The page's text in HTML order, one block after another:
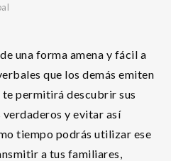
una forma amena y fácil a
que los demás emiten
permitirá descubrir sus
y evitar así
tiempo podrás utilizar ese
a tus familiares,